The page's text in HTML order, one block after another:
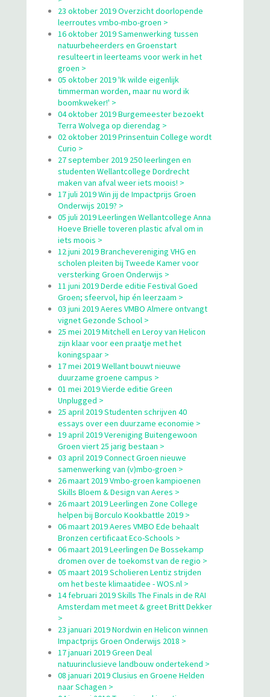
23 oktober 2019 Overzicht doorlopende
leerroutes vmbo-mbo-groen >
16 oktober 2019 Samenwerking tussen
natuurbeheerders en Groenstart
resulteert in leerteams voor werk in het
groen >
05 oktober 2019 'Ik wilde eigenlijk
timmerman worden, maar nu word ik
boomkweker!' >
04 oktober 2019 Burgemeester bezoekt
Terra Wolvega op dierendag >
02 oktober 2019 Prinsentuin College wordt
Curio >
27 september 2019 250 leerlingen en
studenten Wellantcollege Dordrecht
maken van afval weer iets moois! >
17 juli 2019 Win jij de Impactprijs Groen
Onderwijs 2019? >
05 juli 2019 Leerlingen Wellantcollege Anna
Hoeve Brielle toveren plastic afval om in
iets moois >
12 juni 2019 Branchevereniging VHG en
scholen pleiten bij Tweede Kamer voor
versterking Groen Onderwijs >
11 juni 2019 Derde editie Festival Goed
Groen; sfeervol, hip én leerzaam >
03 juni 2019 Aeres VMBO Almere ontvangt
vignet Gezonde School >
25 mei 2019 Mitchell en Leroy van Helicon
zijn klaar voor een praatje met het
koningspaar >
17 mei 2019 Wellant bouwt nieuwe
duurzame groene campus >
01 mei 2019 Vierde editie Green
Unplugged >
25 april 2019 Studenten schrijven 40
essays over een duurzame economie >
19 april 2019 Vereniging Buitengewoon
Groen viert 25 jarig bestaan >
03 april 2019 Connect Groen nieuwe
samenwerking van (v)mbo-groen >
26 maart 2019 Vmbo-groen kampioenen
Skills Bloem & Design van Aeres >
26 maart 2019 Leerlingen Zone College
helpen bij Borculo Kookbattle 2019 >
06 maart 2019 Aeres VMBO Ede behaalt
Bronzen certificaat Eco-Schools >
06 maart 2019 Leerlingen De Bossekamp
dromen over de toekomst van de regio >
05 maart 2019 Scholieren Lentiz strijden
om het beste klimaatidee - WOS.nl >
14 februari 2019 Skills The Finals in de RAI
Amsterdam met meet & greet Britt Dekker
>
23 januari 2019 Nordwin en Helicon winnen
Impactprijs Groen Onderwijs 2018 >
17 januari 2019 Green Deal
natuurinclusieve landbouw ondertekend >
08 januari 2019 Clusius en Groene Helden
naar Schagen >